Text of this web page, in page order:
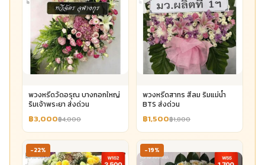
พวงหรีดวัดอรุณ บางกอกใหญ่
ริมเจ้าพระยา ส่งด่วน
฿3,000฿4,000
พวงหรีดสาทร สีลม ริมแม่น้ำ
BTS ส่งด่วน
฿1,500฿1,800
-22% -19%